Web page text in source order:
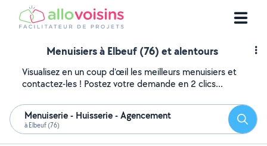
Menuisiers à Elbeuf (76) et alentours
Visualisez en un coup d'œil les meilleurs menuisiers et
contactez-les ! Postez votre demande en 2 clics...
Menuiserie - Huisserie - Agencement
à Elbeuf (76)